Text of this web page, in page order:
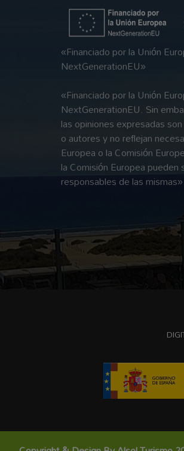
«Financiado por la Unión
NextGenerationEU»
«Financiado por la Unión
NextGenerationEU. Sin
las opiniones expresadas son
o autores y no reflejan
Europea o la Comisión
la Comisión Europea
responsables de las mismas»